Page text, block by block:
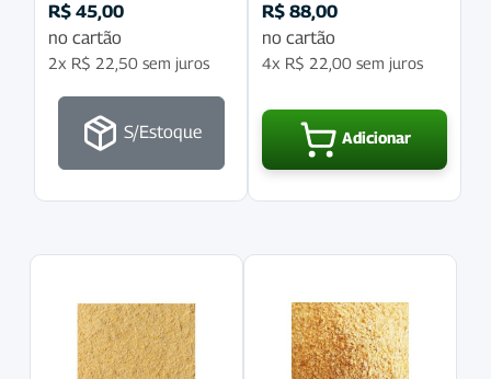
R$ 45,00
no cartão
2x R$ 22,50 sem juros
S/Estoque
R$ 88,00
no cartão
4x R$ 22,00 sem juros
Adicionar